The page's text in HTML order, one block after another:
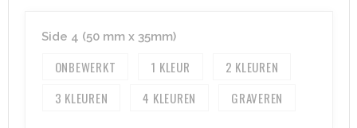
Side 4 (50 mm x 35mm)
ONBEWERKT 1
2
3
4 GRAVEREN